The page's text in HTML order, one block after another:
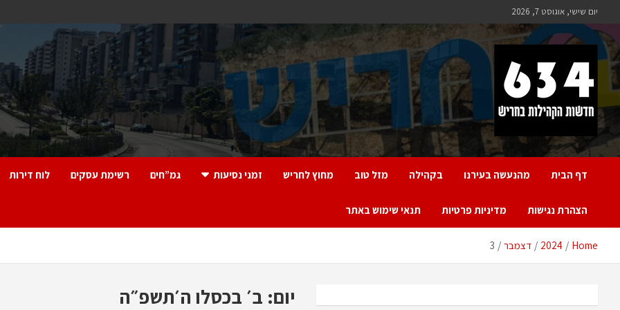
content
יום שישי, אוגוסט 7, 2026
חריש 634
חדשות הקהילות בחריש
דף הבית מהנעשה בעירנו בקהילה מזל טוב מחוץ לחריש זמני נסיעות גמ”חים רשימת עסקים לוח דירות
הצהרת נגישות מדיניות פרטיות תנאי שימוש באתר
Home
2024 דצמבר 3
יום: ב׳ בכסלו ה׳תשפ״ה